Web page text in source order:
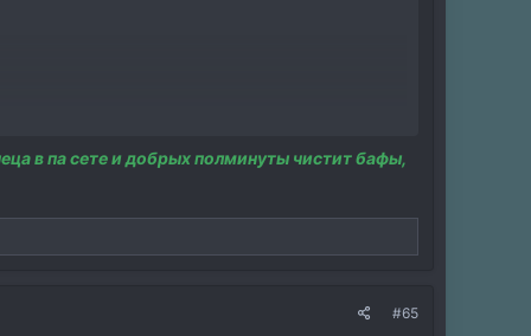
в па сете и добрых полминуты чистит бафы,
#65